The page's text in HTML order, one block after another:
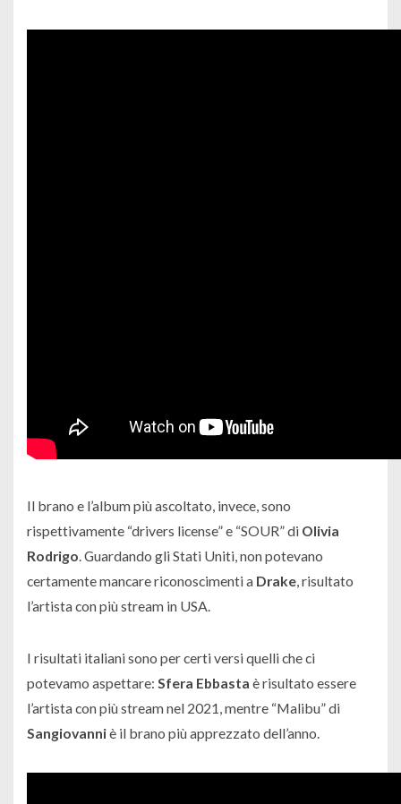
Il brano e l’album più ascoltato, invece, sono
rispettivamente “drivers license” e “SOUR” di Olivia
Rodrigo. Guardando gli Stati Uniti, non potevano
certamente mancare riconoscimenti a Drake, risultato
l’artista con più stream in USA.
I risultati italiani sono per certi versi quelli che ci
potevamo aspettare: Sfera Ebbasta è risultato essere
l’artista con più stream nel 2021, mentre “Malibu” di
Sangiovanniè il brano più apprezzato dell’anno.